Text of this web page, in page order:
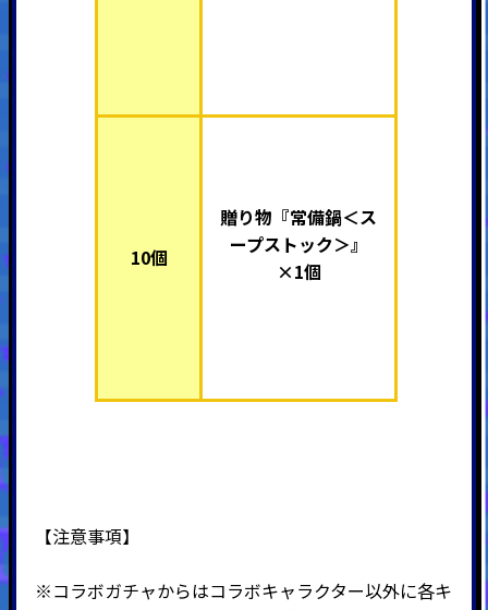
10個
贈り物 『常備鍋＜ス
ープストック＞』
×1個
【注意事項】
※コラボガチャからはコラボキャラクター以外に各キ